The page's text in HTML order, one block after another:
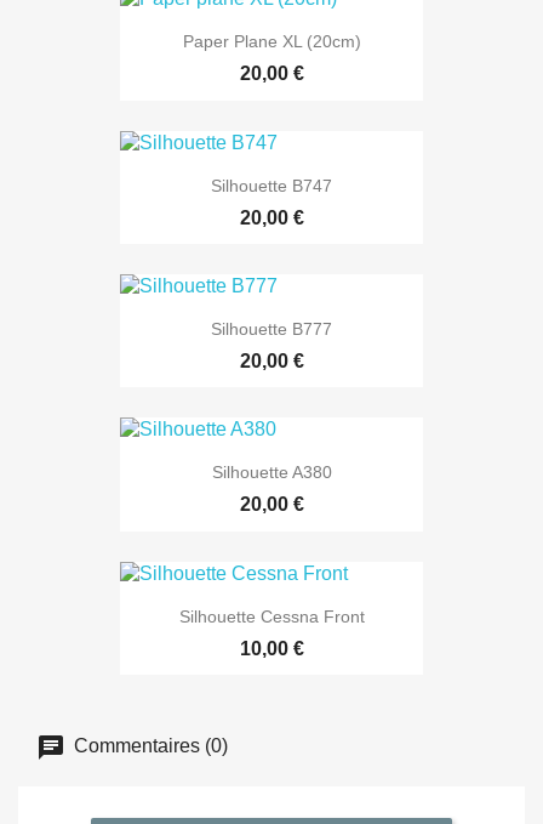
Paper Plane XL (20cm)
20,00 €
Silhouette B747
20,00 €
Silhouette B777
20,00 €
Silhouette A380
20,00 €
Silhouette Cessna Front
10,00 €
Commentaires (0)